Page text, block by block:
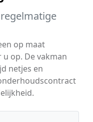
op maat
op. De vakman
netjes en